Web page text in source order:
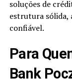
soluções de
estrutura
confiável.
Para
Bank